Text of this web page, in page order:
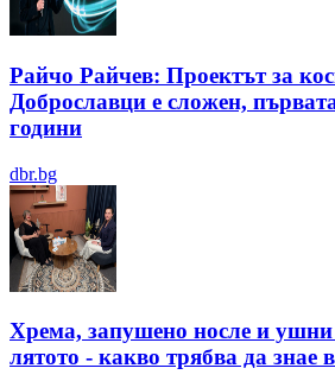
Райчо Райчев: Проектът за
Доброславци е сложен,
години
dbr.bg
Хрема, запушено носле и
лятотo - какво трябва да знае